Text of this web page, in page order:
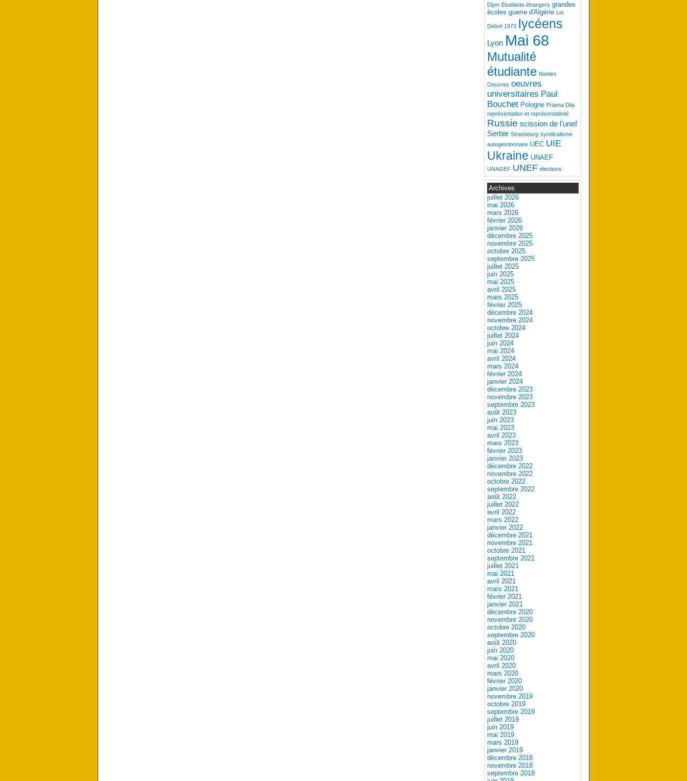
Dijon Etudiants étrangers grandes
écoles guerre d'Algérie Loi
Debré 1973 lycéens
Lyon Mai 68
Mutualité
étudiante Nantes
Oeuvres oeuvres
universitaires Paul
Bouchet Pologne Priama Diia
représentation et représentativité
Russie scission de l'unef
Serbie Strasbourg syndicalisme
autogestionnaire UEC UIE
Ukraine UNAEF
UNAGEF UNEF élections
Archives
juillet 2026
mai 2026
mars 2026
février 2026
janvier 2026
décembre 2025
novembre 2025
octobre 2025
septembre 2025
juillet 2025
juin 2025
mai 2025
avril 2025
mars 2025
février 2025
décembre 2024
novembre 2024
octobre 2024
juillet 2024
juin 2024
mai 2024
avril 2024
mars 2024
février 2024
janvier 2024
décembre 2023
novembre 2023
septembre 2023
août 2023
juin 2023
mai 2023
avril 2023
mars 2023
février 2023
janvier 2023
décembre 2022
novembre 2022
octobre 2022
septembre 2022
août 2022
juillet 2022
avril 2022
mars 2022
janvier 2022
décembre 2021
novembre 2021
octobre 2021
septembre 2021
juillet 2021
mai 2021
avril 2021
mars 2021
février 2021
janvier 2021
décembre 2020
novembre 2020
octobre 2020
septembre 2020
août 2020
juin 2020
mai 2020
avril 2020
mars 2020
février 2020
janvier 2020
novembre 2019
octobre 2019
septembre 2019
juillet 2019
juin 2019
mai 2019
mars 2019
janvier 2019
décembre 2018
novembre 2018
septembre 2018